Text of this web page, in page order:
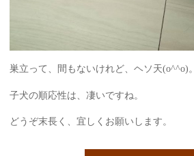
巣立って、間もないけれど、ヘソ天(o^^o)。
子犬の順応性は、凄いですね。
どうぞ末長く、宜しくお願いします。